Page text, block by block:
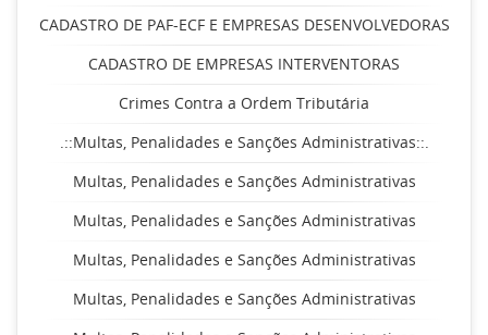
CADASTRO DE PAF-ECF E EMPRESAS DESENVOLVEDORAS
CADASTRO DE EMPRESAS INTERVENTORAS
Crimes Contra a Ordem Tributária
.::Multas, Penalidades e Sanções Administrativas::.
Multas, Penalidades e Sanções Administrativas
Multas, Penalidades e Sanções Administrativas
Multas, Penalidades e Sanções Administrativas
Multas, Penalidades e Sanções Administrativas